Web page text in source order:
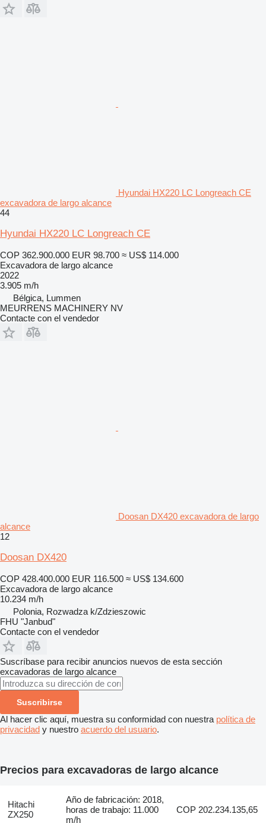
Hyundai HX220 LC Longreach CE
excavadora de largo alcance
44
Hyundai HX220 LC Longreach CE
COP 362.900.000 EUR 98.700 ≈ US$ 114.000
Excavadora de largo alcance
2022
3.905 m/h
Bélgica, Lummen
MEURRENS MACHINERY NV
Contacte con el vendedor
Doosan DX420 excavadora de largo
alcance
12
Doosan DX420
COP 428.400.000 EUR 116.500 ≈ US$ 134.600
Excavadora de largo alcance
10.234 m/h
Polonia, Rozwadza k/Zdzieszowic
FHU "Janbud"
Contacte con el vendedor
Suscríbase para recibir anuncios nuevos de esta sección
excavadoras de largo alcance
Suscribirse
Al hacer clic aquí, muestra su conformidad con nuestra política de
privacidad y nuestro acuerdo del usuario.
Precios para excavadoras de largo alcance
Hitachi
ZX250
Año de fabricación: 2018,
horas de trabajo: 11.000
m/h
COP 202.234.135,65